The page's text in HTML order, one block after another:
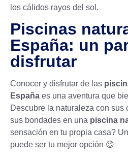
los cálidos rayos del sol.
Piscinas
España: un
disfrutar
Conocer y disfrutar de las
España es una aventura que
Descubre la naturaleza con sus
sus bondades en una piscina
sensación en tu propia casa?
puede ser tu mejor opción 😉